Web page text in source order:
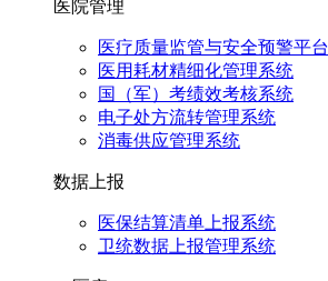
医院管理
医疗质量监管与安全预警平台
医用耗材精细化管理系统
国（军）考绩效考核系统
电子处方流转管理系统
消毒供应管理系统
数据上报
医保结算清单上报系统
卫统数据上报管理系统